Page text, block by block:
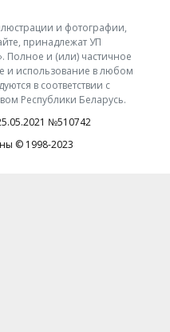
и фотографии,
принадлежат УП
и (или) частичное
и использование в любом
в соответствии с
Республики Беларусь.
№510742
© 1998-2023